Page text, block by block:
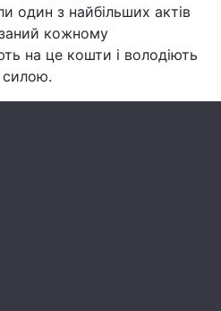
один з найбільших актів
кожному
на це кошти і володіють
силою.